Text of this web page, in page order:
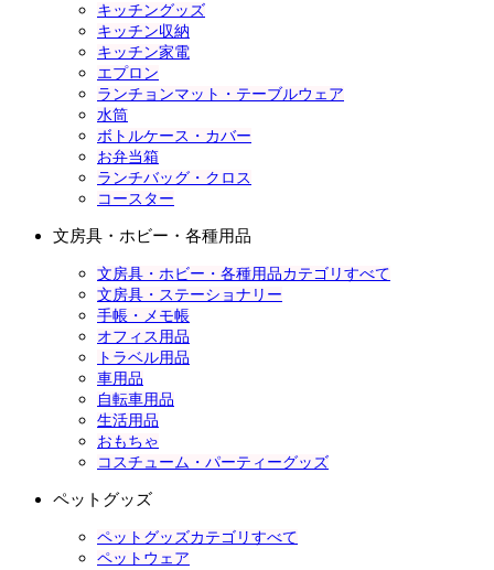
キッチングッズ
キッチン収納
キッチン家電
エプロン
ランチョンマット・テーブルウェア
水筒
ボトルケース・カバー
お弁当箱
ランチバッグ・クロス
コースター
文房具・ホビー・各種用品
文房具・ホビー・各種用品カテゴリすべて
文房具・ステーショナリー
手帳・メモ帳
オフィス用品
トラベル用品
車用品
自転車用品
生活用品
おもちゃ
コスチューム・パーティーグッズ
ペットグッズ
ペットグッズカテゴリすべて
ペットウェア